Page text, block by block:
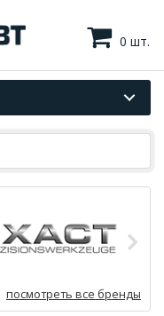
0 шт.
посмотреть все бренды